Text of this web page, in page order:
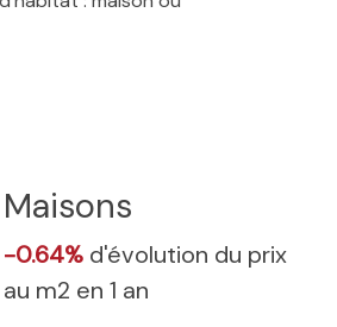
Maisons
-0.64% d'évolution du prix
au m2 en 1 an